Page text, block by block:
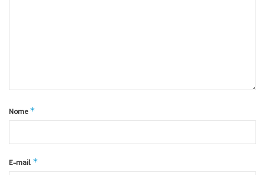
Nome *
E-mail *